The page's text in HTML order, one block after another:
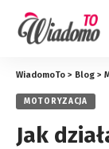
WiadomoTo > Blog >
MOTORYZACJA
Jak